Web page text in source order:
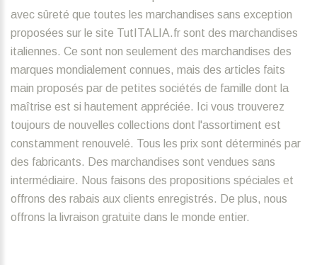
avec sûreté que toutes les marchandises sans exception
proposées sur le site TutITALIA.fr sont des marchandises
italiennes. Ce sont non seulement des marchandises des
marques mondialement connues, mais des articles faits
main proposés par de petites sociétés de famille dont la
maîtrise est si hautement appréciée. Ici vous trouverez
toujours de nouvelles collections dont l'assortiment est
constamment renouvelé. Tous les prix sont déterminés par
des fabricants. Des marchandises sont vendues sans
intermédiaire. Nous faisons des propositions spéciales et
offrons des rabais aux clients enregistrés. De plus, nous
offrons la livraison gratuite dans le monde entier.